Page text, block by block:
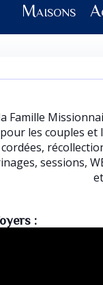
Maisons
Famille
les couples et
sessions,
: